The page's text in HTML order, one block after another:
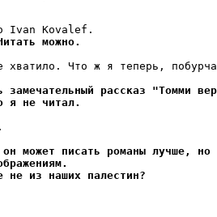
можно.
хватило. Что ж я теперь,
рассказ "Томми
я не читал.
может писать романы лучше, но
из наших палестин?